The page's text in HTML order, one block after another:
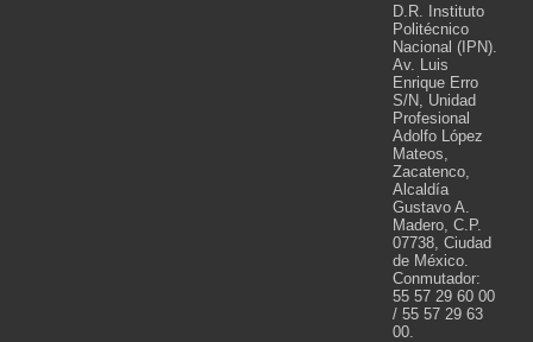
D.R. Instituto
Politécnico
Nacional (IPN).
Av. Luis
Enrique Erro
S/N, Unidad
Profesional
Adolfo López
Mateos,
Zacatenco,
Alcaldía
Gustavo A.
Madero, C.P.
07738, Ciudad
de México.
Conmutador:
55 57 29 60 00
/ 55 57 29 63
00.